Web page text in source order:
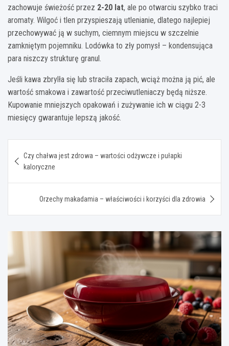
zachowuje świeżość przez 2-20 lat, ale po otwarciu szybko traci
aromaty. Wilgoć i tlen przyspieszają utlenianie, dlatego najlepiej
przechowywać ją w suchym, ciemnym miejscu w szczelnie
zamkniętym pojemniku. Lodówka to zły pomysł – kondensująca
para niszczy strukturę granul.
Jeśli kawa zbrylła się lub straciła zapach, wciąż można ją pić, ale
wartość smakowa i zawartość przeciwutleniaczy będą niższe.
Kupowanie mniejszych opakowań i zużywanie ich w ciągu 2-3
miesięcy gwarantuje lepszą jakość.
wpisu
Czy chałwa jest zdrowa – wartości odżywcze i pułapki
kaloryczne
Orzechy makadamia – właściwości i korzyści dla zdrowia